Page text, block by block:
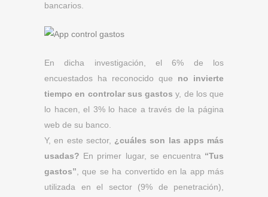
bancarios.
En dicha investigación, el 6% de los
encuestados ha reconocido que no invierte
tiempo en controlar sus gastos y, de los que
lo hacen, el 3% lo hace a través de la página
web de su banco.
Y, en este sector, ¿cuáles son las apps más
usadas? En primer lugar, se encuentra “Tus
gastos” , que se ha convertido en la app más
utilizada en el sector (9% de penetración),